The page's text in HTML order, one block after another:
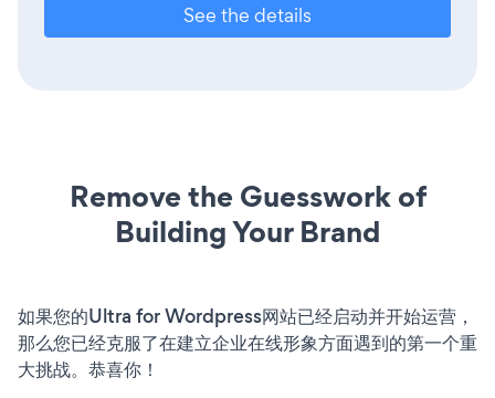
See the details
Remove the Guesswork of
Building Your Brand
如果您的Ultra for Wordpress网站已经启动并开始运营，
那么您已经克服了在建立企业在线形象方面遇到的第一个重
大挑战。恭喜你！